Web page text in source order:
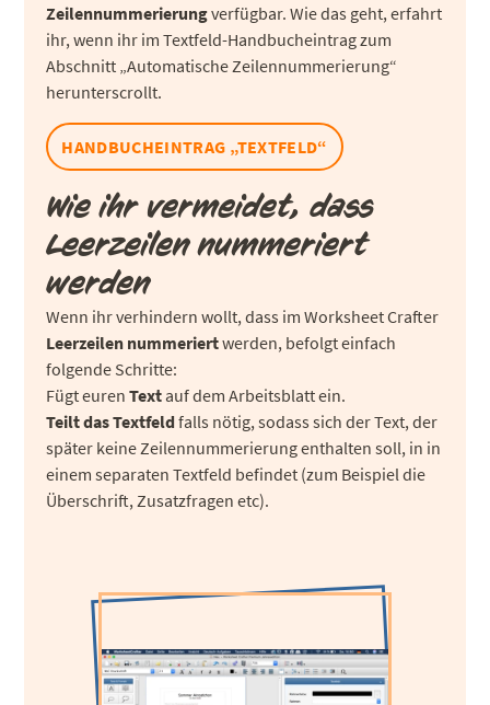
Zeilennummerierungverfügbar. Wie das geht, erfahrt
ihr, wenn ihr im Textfeld-Handbucheintrag zum
Abschnitt „Automatische Zeilennummerierung“
herunterscrollt.
HANDBUCHEINTRAG „TEXTFELD“
Wie ihr vermeidet, dass
Leerzeilen nummeriert
werden
Wenn ihr verhindern wollt, dass im Worksheet Crafter
Leerzeilen nummeriertwerden, befolgt einfach
folgende Schritte:
Fügt eurenText auf dem Arbeitsblatt ein.
Teilt das Textfeldfalls nötig, sodass sich der Text, der
später keine Zeilennummerierung enthalten soll, in in
einem separaten Textfeld befindet (zum Beispiel die
Überschrift, Zusatzfragen etc).